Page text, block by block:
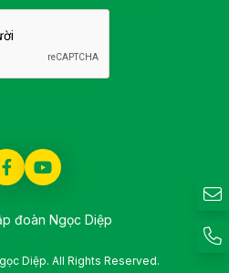
đoàn Ngọc Diệp
Diệp. All Rights Reserved.